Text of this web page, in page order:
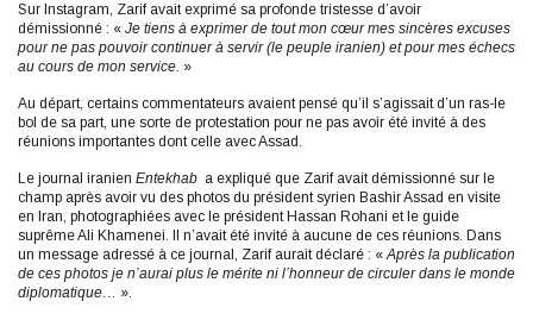
Sur Instagram, Zarif avait exprimé sa profonde tristesse d’avoir
démissionné : « Je tiens à exprimer de tout mon cœur mes sincères excuses
pour ne pas pouvoir continuer à servir (le peuple iranien) et pour mes échecs
au cours de mon service. »
Au départ, certains commentateurs avaient pensé qu’il s’agissait d’un ras-le
bol de sa part, une sorte de protestation pour ne pas avoir été invité à des
réunions importantes dont celle avec Assad.
Le journal iranien Entekhab a expliqué que Zarif avait démissionné sur le
champ après avoir vu des photos du président syrien Bashir Assad en visite
en Iran, photographiées avec le président Hassan Rohani et le guide
suprême Ali Khamenei. Il n’avait été invité à aucune de ces réunions. Dans
un message adressé à ce journal, Zarif aurait déclaré : «Après la publication
de ces photos je n’aurai plus le mérite ni l’honneur de circuler dans le monde
diplomatique… ».